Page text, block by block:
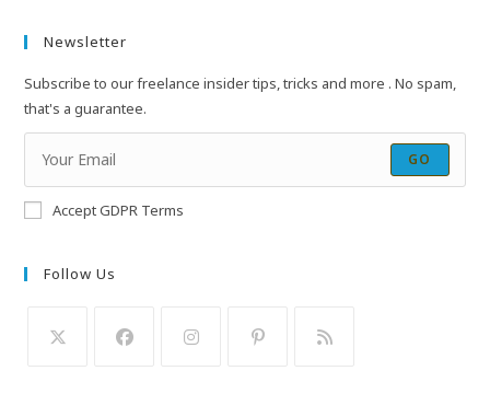
Newsletter
Subscribe to our freelance insider tips, tricks and more . No spam,
that's a guarantee.
GO
Accept GDPR Terms
Follow Us